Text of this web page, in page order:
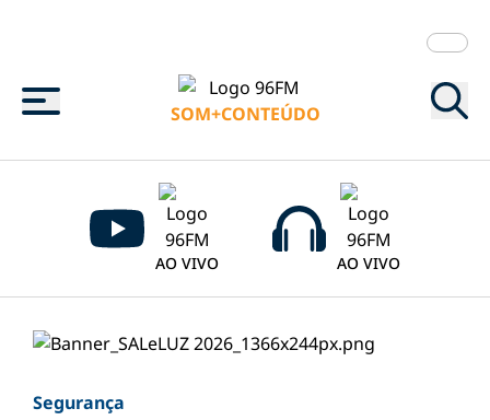
Menu
SOM+CONTEÚDO
AO VIVO AO VIVO
Segurança